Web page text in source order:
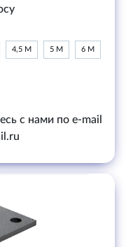
4,5 М 5 М 6 М
с нами по e-mail